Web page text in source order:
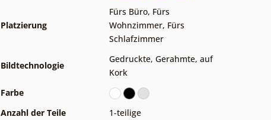
Platzierung
Fürs Büro, Fürs
Wohnzimmer, Fürs
Schlafzimmer
Bildtechnologie
Gedruckte, Gerahmte, auf
Kork
Farbe
Anzahl der Teile
1-teilige